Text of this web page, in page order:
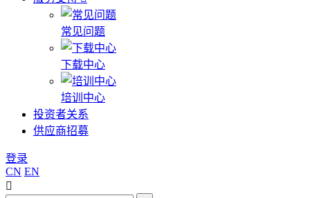
常见问题
下载中心
培训中心
投资者关系
供应商招募
登录
CN EN